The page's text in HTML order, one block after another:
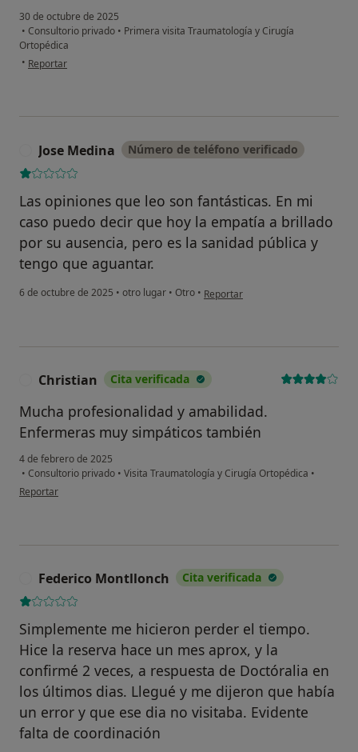
30 de octubre de 2025
• Consultorio privado • Primera visita Traumatología y Cirugía
Ortopédica
• en opinión del usuario GC
Reportar
Jose Medina Número de teléfono verificado
Las opiniones que leo son fantásticas. En mi
caso puedo decir que hoy la empatía a brillado
por su ausencia, pero es la sanidad pública y
tengo que aguantar.
6 de octubre de 2025 • otro lugar • Otro • en opinión del usuario Jose Medina
Reportar
Christian Cita verificada
Mucha profesionalidad y amabilidad.
Enfermeras muy simpáticos también
4 de febrero de 2025
• Consultorio privado • Visita Traumatología y Cirugía Ortopédica •
en opinión del usuario Christian
Reportar
Federico Montllonch Cita verificada
Simplemente me hicieron perder el tiempo.
Hice la reserva hace un mes aprox, y la
confirmé 2 veces, a respuesta de Doctóralia en
los últimos dias. Llegué y me dijeron que había
un error y que ese dia no visitaba. Evidente
falta de coordinación